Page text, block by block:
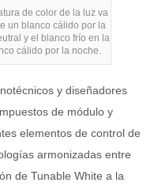
de color de la luz va
un blanco cálido por la
y el blanco frío en la
cálido por la noche.
y diseñadores
de módulo y
elementos de control de
armonizadas entre
de Tunable White a la